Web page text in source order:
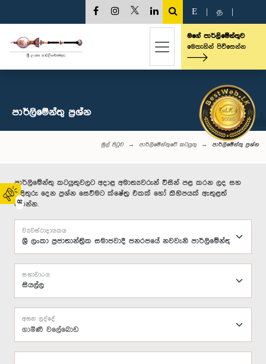
02
E த
මගේ පාර්ලිමේන්තුව
මෙතැනින් පිවිසෙන්න
පාර්ලි‌මේන්තු‌ ප්‍රශ්න
මුල් පිටුව පාර්ලිමේන්තුවේ කටයුතු පාර්ලි‌මේන්තු‌ ප්‍රශ්න
පාර්ලිමේන්තු කටයුතුවලට අදාළ අමාත්‍යවරුන් විසින් පළ කරන ලද සහ
පිළිතුරු දෙන ප්‍රශ්න සෙවීමට ක්ෂේත්‍ර එකක් හෝ කිහිපයක් ඇතුළත්
කරන්න.
ව්‍යවස්ථාදායකය
සභාවාරය
ගාමිණී වලේබොඩ
අසන ලද්දේ